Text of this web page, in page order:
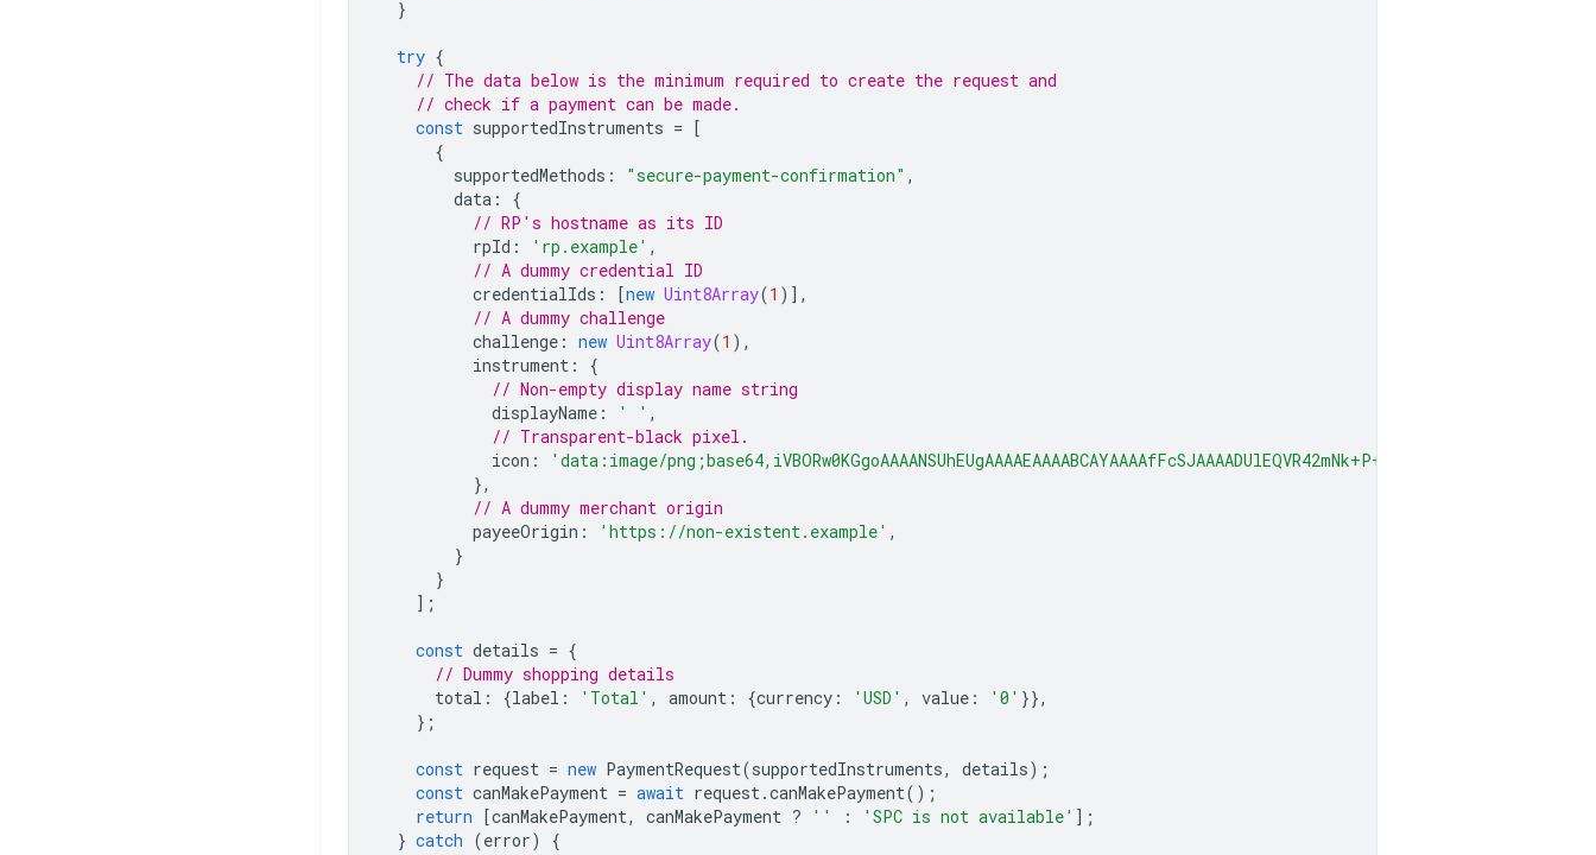
}
try {
// The data below is the minimum required to create the request and
// check if a payment can be made.
const supportedInstruments = [
{
supportedMethods : "secure-payment-confirmation" ,
data :
{
// RP's hostname as its ID
rpId : 'rp.example' ,
// A dummy credential ID
credentialIds : [new Uint8Array(1 )],
// A dummy challenge
challenge : new Uint8Array(1 ),
instrument :
{
// Non-empty display name string
displayName : ' ' ,
// Transparent-black pixel.
icon :
'data:image/png;base64,iVBORw0KGgoAAAANSUhEUgAAAAEAAAABCAYAAAAfFcSJAAAADUlEQVR42mNk+P+/HgAFhAJ/
},
// A dummy merchant origin
payeeOrigin : 'https://non-existent.example' ,
}
}
];
const details = {
// Dummy shopping details
total : {label : 'Total' , amount : {currency : 'USD' , value : '0' }},
};
const request = new PaymentRequest(supportedInstruments, details);
const canMakePayment = await request.canMakePayment();
return [canMakePayment, canMakePayment ? '' : 'SPC is not available' ];
} catch (error)
{